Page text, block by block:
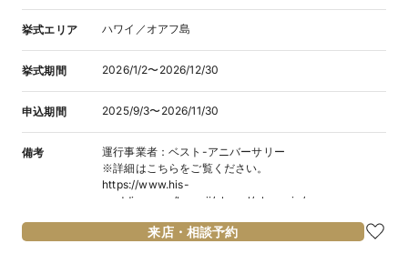
挙式エリア ハワイ／オアフ島
挙式期間 2026/1/2〜2026/12/30
申込期間 2025/9/3〜2026/11/30
備考
運行事業者：ベスト-アニバーサリー
※詳細はこちらをご覧ください。
https://www.his-
wedding.com/hawaii/chapel/plumeria/
来店・相談予約